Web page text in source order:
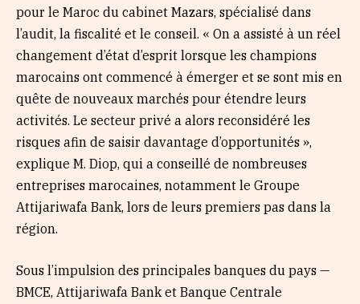
pour le Maroc du cabinet Mazars, spécialisé dans
l’audit, la fiscalité et le conseil. « On a assisté à un réel
changement d’état d’esprit lorsque les champions
marocains ont commencé à émerger et se sont mis en
quête de nouveaux marchés pour étendre leurs
activités. Le secteur privé a alors reconsidéré les
risques afin de saisir davantage d’opportunités »,
explique M. Diop, qui a conseillé de nombreuses
entreprises marocaines, notamment le Groupe
Attijariwafa Bank, lors de leurs premiers pas dans la
région.
Sous l’impulsion des principales banques du pays —
BMCE, Attijariwafa Bank et Banque Centrale